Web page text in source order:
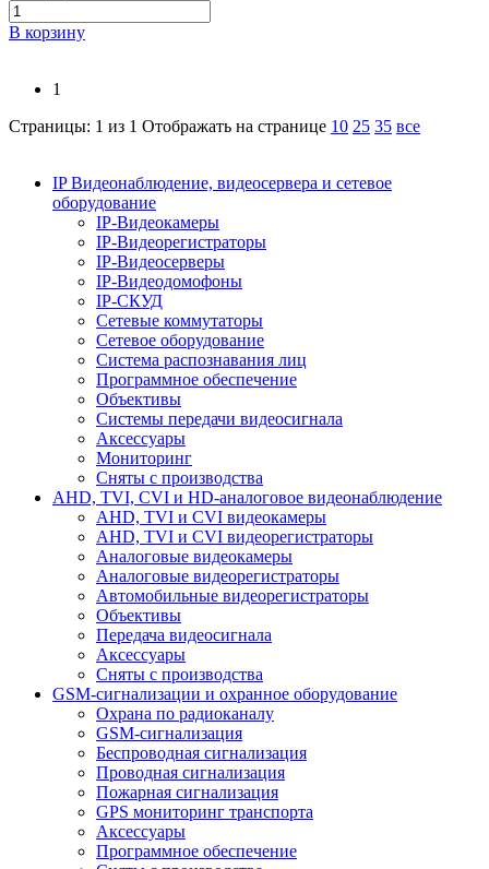
В корзину
1
Страницы: 1 из 1 Отображать на странице 10 25 35 все
IP Видеонаблюдение, видеосервера и сетевое
оборудование
IP-Видеокамеры
IP-Видеорегистраторы
IP-Видеосерверы
IP-Видеодомофоны
IP-СКУД
Сетевые коммутаторы
Сетевое оборудование
Система распознавания лиц
Программное обеспечение
Объективы
Системы передачи видеосигнала
Аксессуары
Мониторинг
Сняты с производства
AHD, TVI, CVI и HD-аналоговое видеонаблюдение
AHD, TVI и CVI видеокамеры
AHD, TVI и CVI видеорегистраторы
Аналоговые видеокамеры
Аналоговые видеорегистраторы
Автомобильные видеорегистраторы
Объективы
Передача видеосигнала
Аксессуары
Сняты с производства
GSM-сигнализации и охранное оборудование
Охрана по радиоканалу
GSM-сигнализация
Беспроводная сигнализация
Проводная сигнализация
Пожарная сигнализация
GPS мониторинг транспорта
Аксессуары
Программное обеспечение